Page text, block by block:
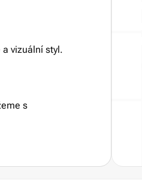
vizuální styl.
s